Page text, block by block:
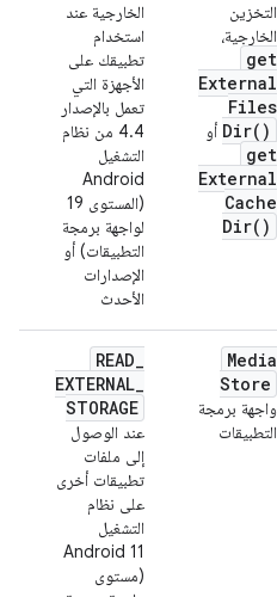
التخزين
الخارجية،
get
External
Files
Dir( ) أو
get
External
Cache
Dir( )
الخارجية عند
استخدام
تطبيقك على
الأجهزة التي
تعمل بالإصدار
4.4 من نظام
التشغيل
Android
(المستوى 19
لواجهة برمجة
التطبيقات) أو
الإصدارات
الأحدث
Media
Store
واجهة برمجة
التطبيقات
READ_
EXTERNAL_
STORAGE
عند الوصول
إلى ملفات
تطبيقات أخرى
على نظام
التشغيل
Android 11
(مستوى